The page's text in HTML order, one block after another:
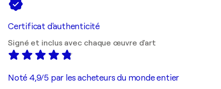
Certificat d'authenticité
Signé et inclus avec chaque œuvre d'art
Noté 4,9/5 par les acheteurs du monde entier